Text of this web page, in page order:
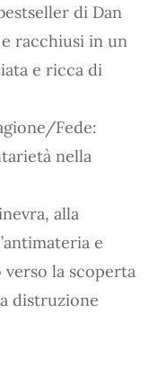
di Dan
racchiusi in un
e ricca di
Fede:
nella
alla
e
verso la scoperta
distruzione